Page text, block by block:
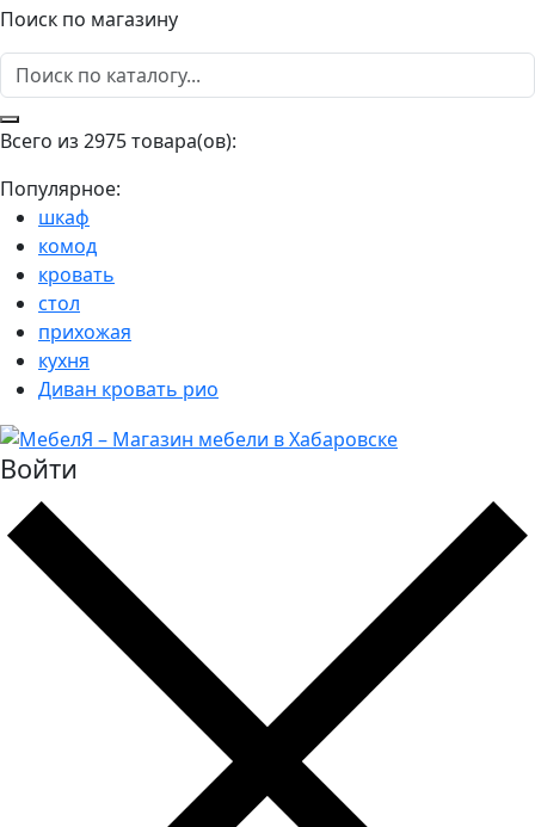
Поиск по магазину
Всего из 2975 товара(ов):
Популярное:
шкаф
комод
кровать
стол
прихожая
кухня
Диван кровать рио
Войти